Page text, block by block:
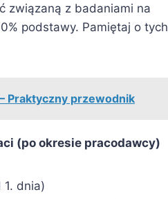
związaną z badaniami na
podstawy. Pamiętaj o tych
Praktyczny przewodnik
(po okresie pracodawcy)
1. dnia)